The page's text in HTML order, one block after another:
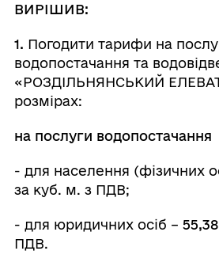
ВИРІШИВ:
1. Погодити тарифи на
водопостачання та
«РОЗДІЛЬНЯНСЬКИЙ
розмірах:
на послуги водопостачання
- для населення (фізичних
за куб. м. з ПДВ;
- для юридичних осіб – 55,38
ПДВ.